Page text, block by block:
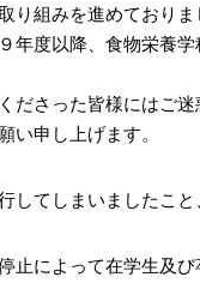
り組みを進めており
年度以降、食物栄養
ださった皆様にはご
い申し上げます。
してしまいましたこと
止によって在学生及